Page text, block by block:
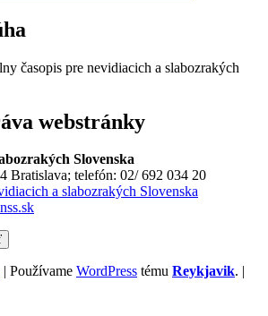
časopis pre nevidiacich a slabozrakých
webstránky
Slovenska
Bratislava; telefón: 02/ 692 034 20
a slabozrakých Slovenska
| Používame WordPress tému Reykjavik. |